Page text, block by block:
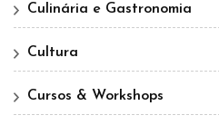
Culinária e Gastronomia
Cultura
Cursos & Workshops